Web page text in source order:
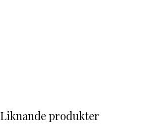
Liknande produkter